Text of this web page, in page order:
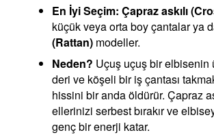
En İyi Seçim: Çapraz askılı
küçük veya orta boy çantalar ya
(Rattan) modeller.
Neden? Uçuş uçuş bir elbisenin
deri ve köşeli bir iş çantası
hissini bir anda öldürür. Çapraz
ellerinizi serbest bırakır ve
genç bir enerji katar.